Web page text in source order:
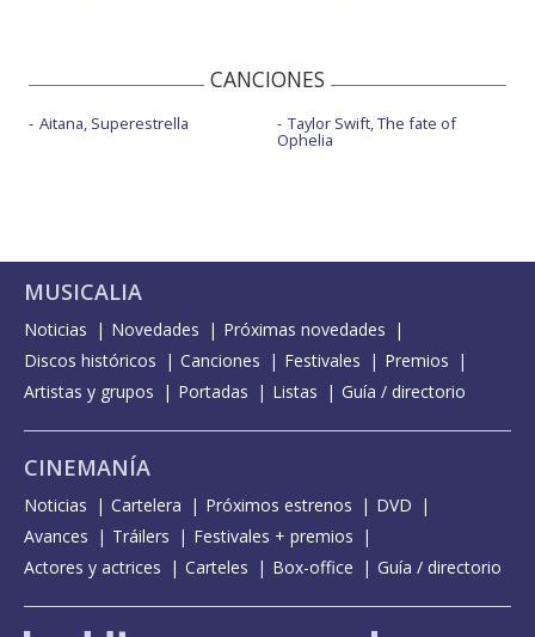
CANCIONES
Aitana, Superestrella Taylor Swift, The fate of
Ophelia
MUSICALIA
Noticias Novedades
Próximas novedades
Discos históricos
Canciones Festivales
Premios
Artistas y grupos
Portadas Listas Guía / directorio
CINEMANÍA
Noticias Cartelera Próximos estrenos
DVD
Avances
Tráilers
Festivales + premios
Actores y actrices
Carteles Box-office Guía / directorio